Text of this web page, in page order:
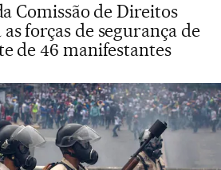
Comissão de Direitos
forças de segurança de
de 46 manifestantes